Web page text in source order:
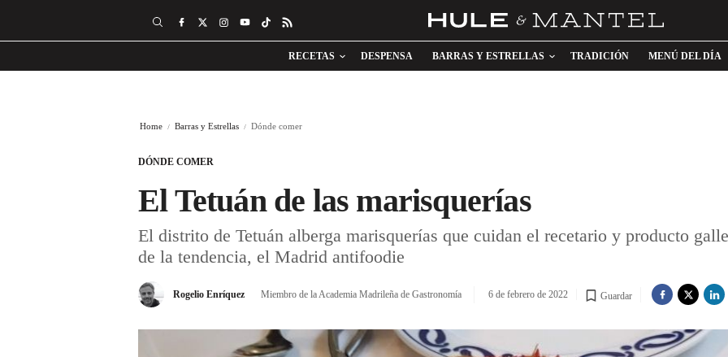
RECETAS DESPENSA BARRAS Y ESTRELLAS TRADICIÓN MENÚ DEL DÍA
Home Barras y Estrellas Dónde comer
DÓNDE COMER
El Tetuán de las marisquerías
El distrito de Tetuán alberga marisquerías que cuidan el recetario y producto
de la tendencia, el Madrid antifoodie
Rogelio Enríquez Miembro de la Academia Madrileña de Gastronomía 6 de febrero de 2022 Guardar